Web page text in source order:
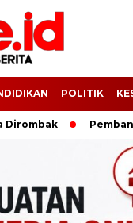
POLITIK
Pembangunan